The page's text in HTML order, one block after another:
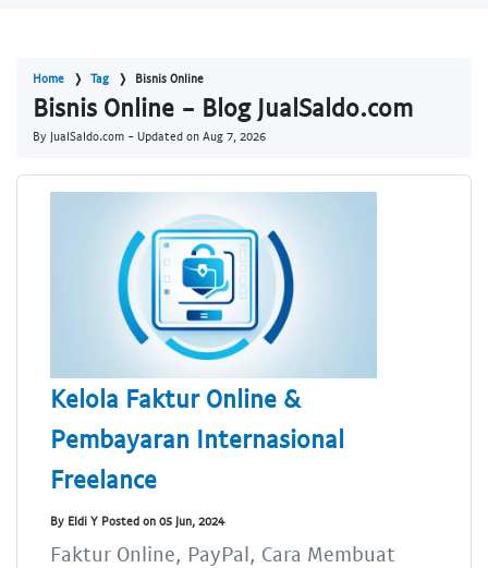
Home Tag Bisnis Online
Bisnis Online - Blog JualSaldo.com
By JualSaldo.com - Updated on Aug 7, 2026
Kelola Faktur Online &
Pembayaran Internasional
Freelance
By Eldi Y Posted on 05 Jun, 2024
Faktur Online, PayPal, Cara Membuat